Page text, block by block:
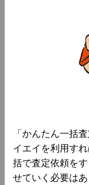
「かんたん一括
イエイを利用す
括で査定依頼を
せていく必要はあ